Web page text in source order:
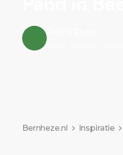
Bernheze.nl Inspiratie